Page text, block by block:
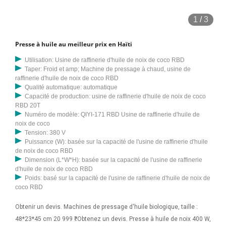
expérience vide de 13 ans de travail et de gestion d'un moulin à huile
promoteurs : 1. Machine de remplissage d'huile d'olive Huile HSP-8
Prix d'usine Nouvelle conception d'huile d'olive comestible
automatique Machine de remplissage pour bouteilles en verre
Jusqu'à 5 ans de garantie Haute précision 10 000 $ US - 14 000 $ /
ensemble
1 /3
Presse à huile au meilleur prix en Haïti
Utilisation: Usine de raffinerie d'huile de noix de coco RBD
Taper: Froid et amp; Machine de pressage à chaud, usine de
raffinerie d'huile de noix de coco RBD
Qualité automatique: automatique
Capacité de production: usine de raffinerie d'huile de noix de coco
RBD 20T
Numéro de modèle: QIYI-171 RBD Usine de raffinerie d'huile de
noix de coco
Tension: 380 V
Puissance (W): basée sur la capacité de l'usine de raffinerie d'huile
de noix de coco RBD
Dimension (L*W*H): basée sur la capacité de l'usine de raffinerie
d'huile de noix de coco RBD
Poids: basé sur la capacité de l'usine de raffinerie d'huile de noix de
coco RBD
Obtenir un devis. Machines de pressage d'huile biologique, taille :
48*23*45 cm 20 999 ₹. Obtenez un devis. Presse à huile de noix 400 W,